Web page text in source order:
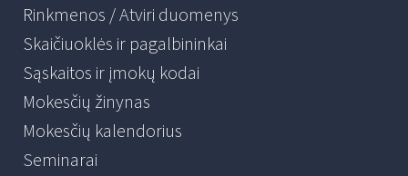
Rinkmenos / Atviri duomenys
Skaičiuoklės ir pagalbininkai
Sąskaitos ir įmokų kodai
Mokesčių žinynas
Mokesčių kalendorius
Seminarai